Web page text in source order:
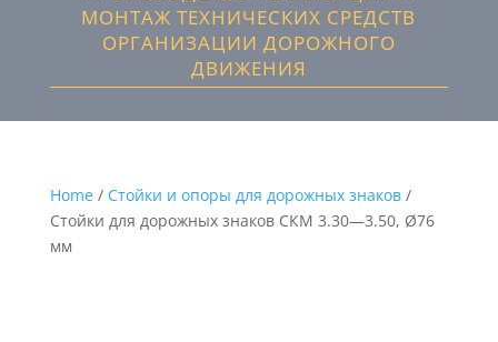
МОНТАЖ ТЕХНИЧЕСКИХ СРЕДСТВ
ОРГАНИЗАЦИИ ДОРОЖНОГО
ДВИЖЕНИЯ
Home/ Стойки и опоры для дорожных знаков/
Стойки для дорожных знаков СКМ 3.30—3.50, Ø76
мм